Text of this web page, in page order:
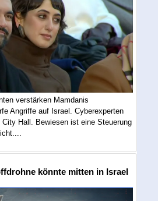
verstärken Mamdanis
Angriffe auf Israel. Cyberexperten
Hall. Bewiesen ist eine Steuerung
könnte mitten in Israel